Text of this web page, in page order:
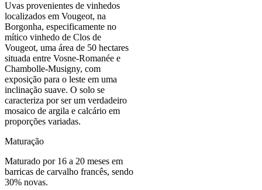
Uvas provenientes de vinhedos
localizados em Vougeot, na
Borgonha, especificamente no
mítico vinhedo de Clos de
Vougeot, uma área de 50 hectares
situada entre Vosne-Romanée e
Chambolle-Musigny, com
exposição para o leste em uma
inclinação suave. O solo se
caracteriza por ser um verdadeiro
mosaico de argila e calcário em
proporções variadas.
Maturação
Maturado por 16 a 20 meses em
barricas de carvalho francês, sendo
30% novas.